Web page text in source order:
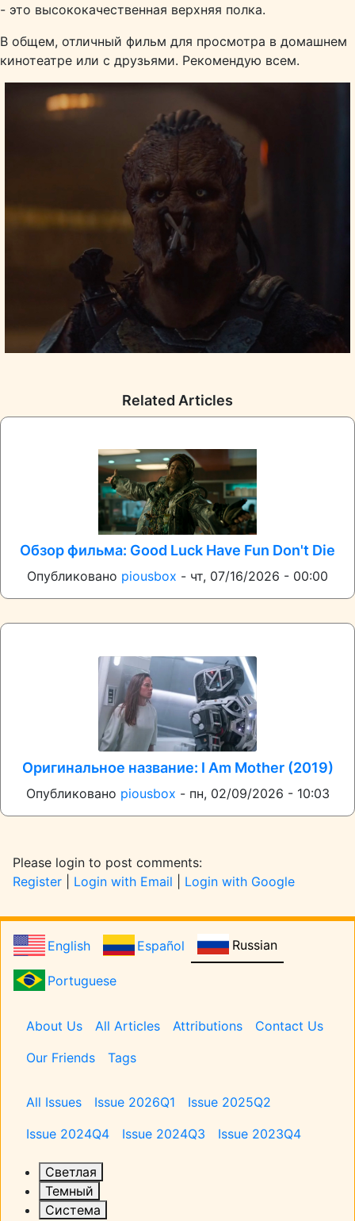
- это высококачественная верхняя полка.
В общем, отличный фильм для просмотра в домашнем
кинотеатре или с друзьями. Рекомендую всем.
Related Articles
Обзор фильма: Good Luck Have Fun Don't Die
Опубликовано piousbox - чт, 07/16/2026 - 00:00
Оригинальное название: I Am Mother (2019)
Опубликовано piousbox - пн, 02/09/2026 - 10:03
Please login to post comments:
Register
Login with Email Login with Google
English Español Russian
Portuguese
Pages
About Us All Articles Attributions
Contact Us
Our Friends
Tags
Issues
All Issues Issue 2026Q1
Issue 2025Q2
Issue 2024Q4
Issue 2024Q3 Issue 2023Q4
Светлая
Темный
Система